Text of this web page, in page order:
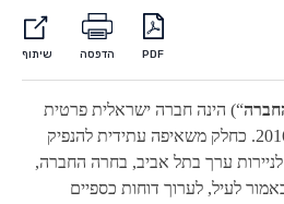
PDF הדפסה שיתוף
“) הינה חברה ישראלית פרטית
אשר הוקמה ביום 1 בינואר 2016. כחלק משאיפה עתידית להנפיק
ערך בתל אביב, בחרה החברה,
לעיל, לערוך דוחות כספיים